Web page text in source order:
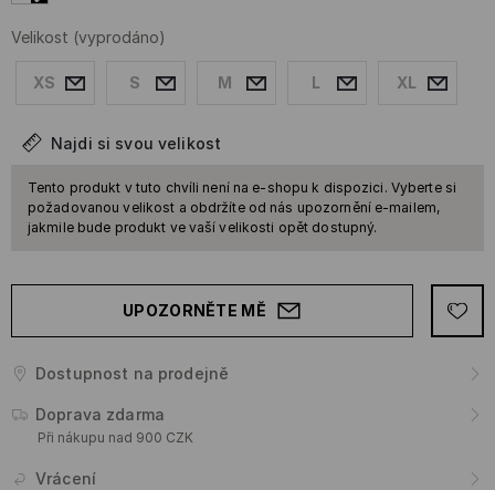
Velikost (vyprodáno)
XS S M L XL
Najdi si svou velikost
Tento produkt v tuto chvíli není na e-shopu k dispozici. Vyberte si
požadovanou velikost a obdržíte od nás upozornění e-mailem,
jakmile bude produkt ve vaší velikosti opět dostupný.
UPOZORNĚTE MĚ
Dostupnost na prodejně
Doprava zdarma
Při nákupu nad 900 CZK
Vrácení